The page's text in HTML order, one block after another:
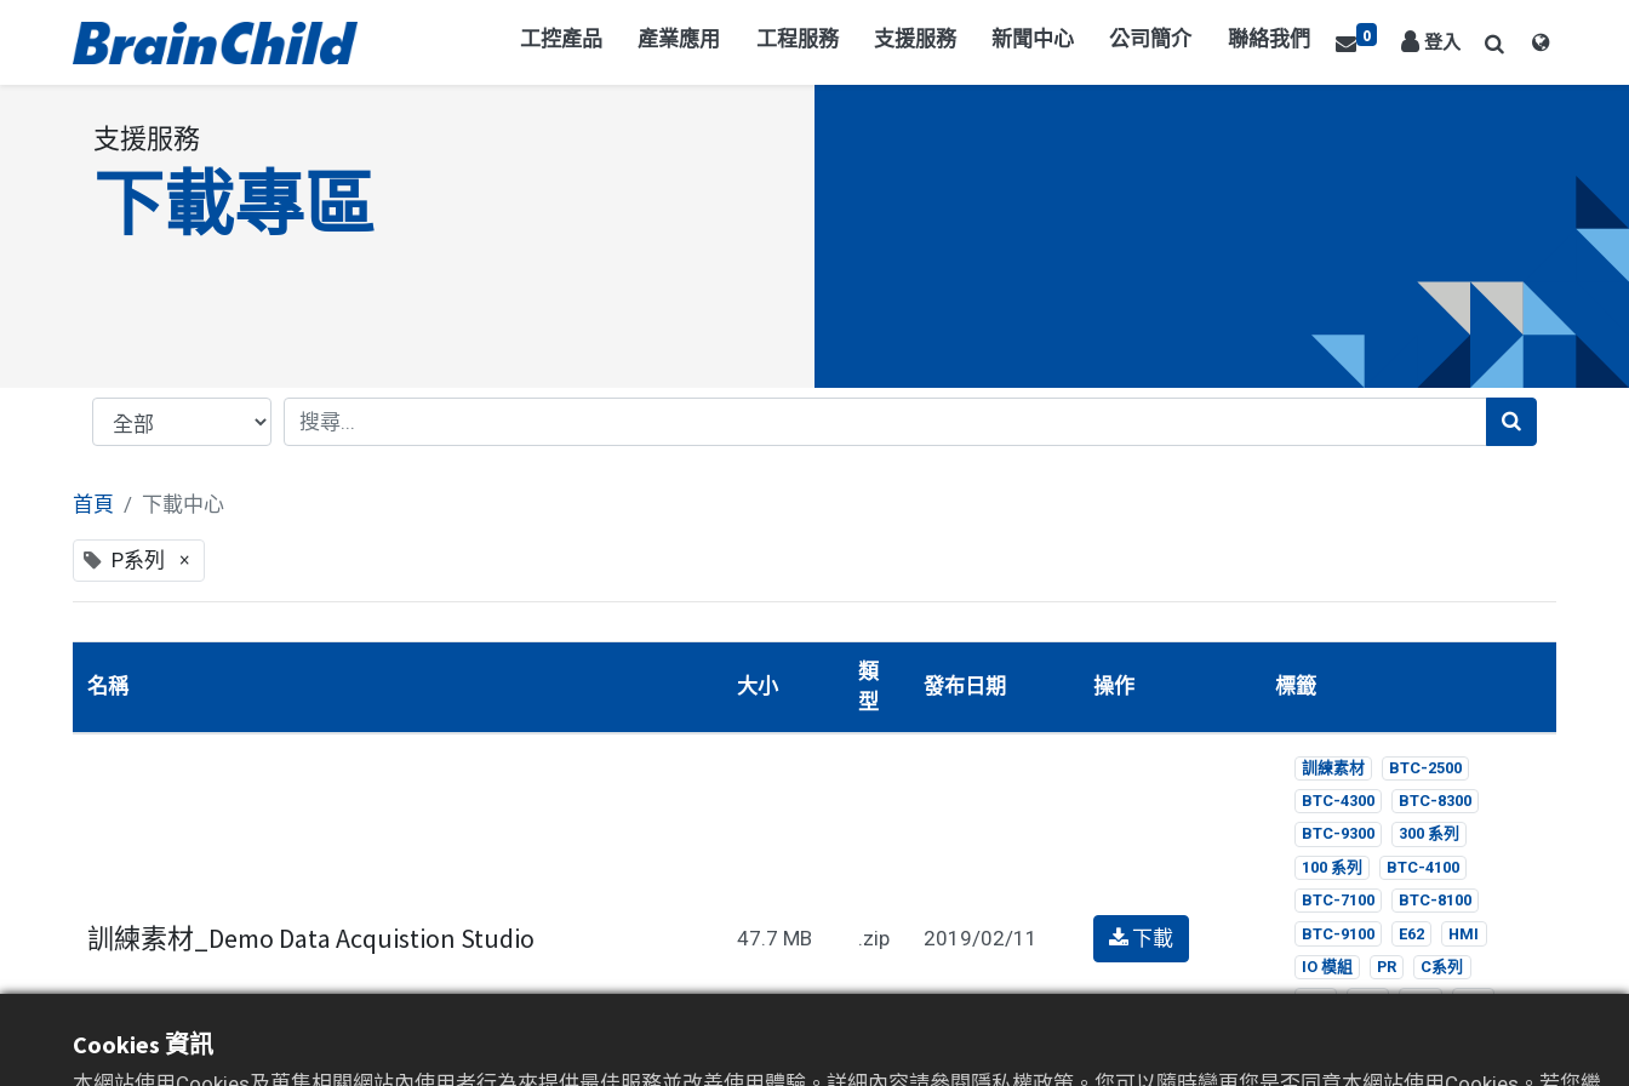
工控產品 產業應用 工程服務 支援服務 新聞中心 公司簡介 聯絡我們 0 登入
支援服務
下載專區
首頁 下載中心
P系列 ×
名稱 大小
類
型
發布日期 操作 標籤
訓練素材_Demo Data Acquistion Studio 47.7 MB .zip 2019/02/11 下載
訓練素材
BTC-2500
BTC-4300
BTC-8300
BTC-9300
300 系列
100 系列
BTC-4100
BTC-7100
BTC-8100
BTC-9100
E62
HMI
IO 模組
PR
C系列
C22
C42 C62
C72
Cookies 資訊